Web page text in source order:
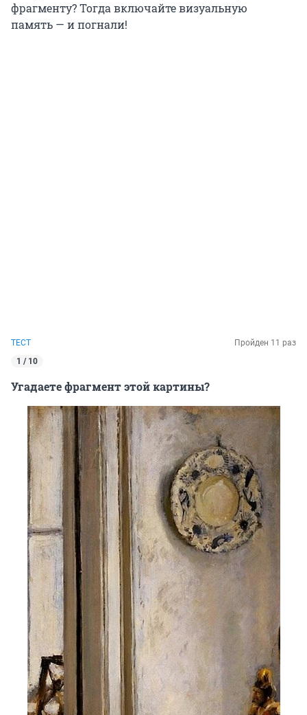
фрагменту? Тогда включайте визуальную
память — и погнали!
ТЕСТ
Пройден 11 раз
1 / 10
Угадаете фрагмент этой картины?